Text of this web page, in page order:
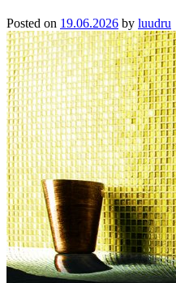
Posted on 19.06.2026 by luudru